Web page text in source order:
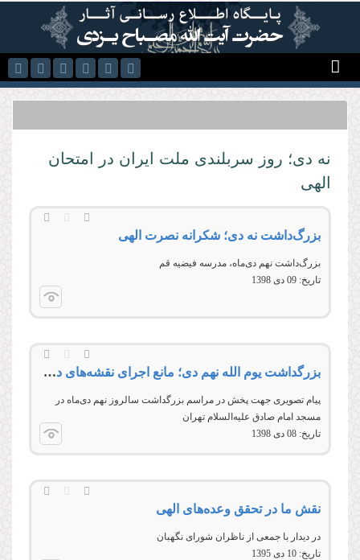
رفتن به محتوای اصلی
نه دی‌؛ روز سربلندی ملت ایران در امتحان
الهی
بزرگ‌داشت نه دی؛ شکرانه نصرت الهی
بزرگ‌داشت نهم دی‌ماه،‌ مدرسه فیضیه قم
تاریخ: 09 دى 1398
بزرگداشت يوم‌ الله نهم دی؛ مانع اجرای نقشه‌های دشمنان انقلاب
پيام تصويری جهت پخش در مراسم بزرگداشت سالروز نهم دی‌ماه در
مسجد امام صادق عليه‌السلام تهران
تاریخ: 08 دى 1398
نقش ما در تحقق وعده‌های الهی
در دیدار با جمعی از ناظران شورای نگهبان
تاریخ: 10 دى 1395